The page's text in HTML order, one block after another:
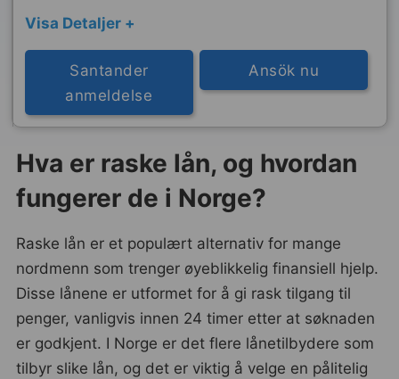
Visa Detaljer +
Santander
anmeldelse
Ansök nu
Hva er raske lån, og hvordan
fungerer de i Norge?
Raske lån er et populært alternativ for mange
nordmenn som trenger øyeblikkelig finansiell hjelp.
Disse lånene er utformet for å gi rask tilgang til
penger, vanligvis innen 24 timer etter at søknaden
er godkjent. I Norge er det flere lånetilbydere som
tilbyr slike lån, og det er viktig å velge en pålitelig